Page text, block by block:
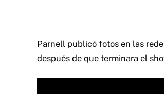
Parnell publicó fotos en las
después de que terminara el